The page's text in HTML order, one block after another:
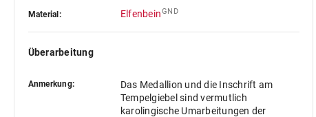
Material: ElfenbeinGND
Überarbeitung
Anmerkung:
Das Medallion und die Inschrift am
Tempelgiebel sind vermutlich
karolingische Umarbeitungen der